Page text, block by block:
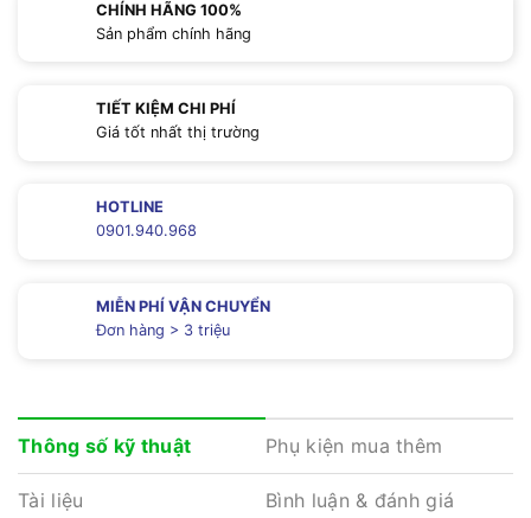
CHÍNH HÃNG 100%
Sản phẩm chính hãng
TIẾT KIỆM CHI PHÍ
Giá tốt nhất thị trường
HOTLINE
0901.940.968
MIỄN PHÍ VẬN CHUYỂN
Đơn hàng > 3 triệu
Thông số kỹ thuật Phụ kiện mua thêm
Tài liệu Bình luận & đánh giá